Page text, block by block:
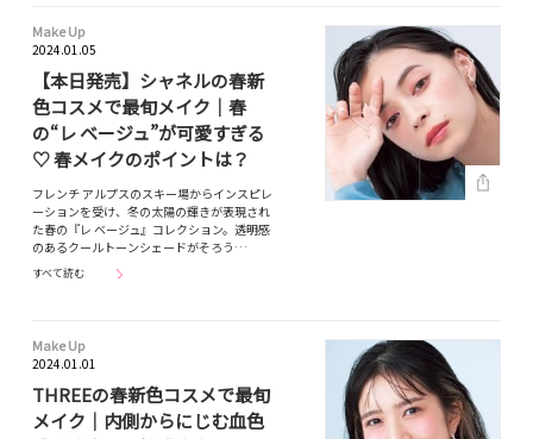
Make Up
2024.01.05
【本日発売】シャネルの春新
色コスメで最旬メイク｜春
の“レ ベージュ”が可愛すぎる
♡ 春メイクのポイントは？
フレンチ アルプスのスキー場からインスピレ
ーションを受け、冬の太陽の輝きが表現され
た春の『レ ベージュ』コレクション。透明感
のあるクールトーンシェードがそろう…
すべて読む
Make Up
2024.01.01
THREEの春新色コスメで最旬
メイク｜内側からにじむ血色